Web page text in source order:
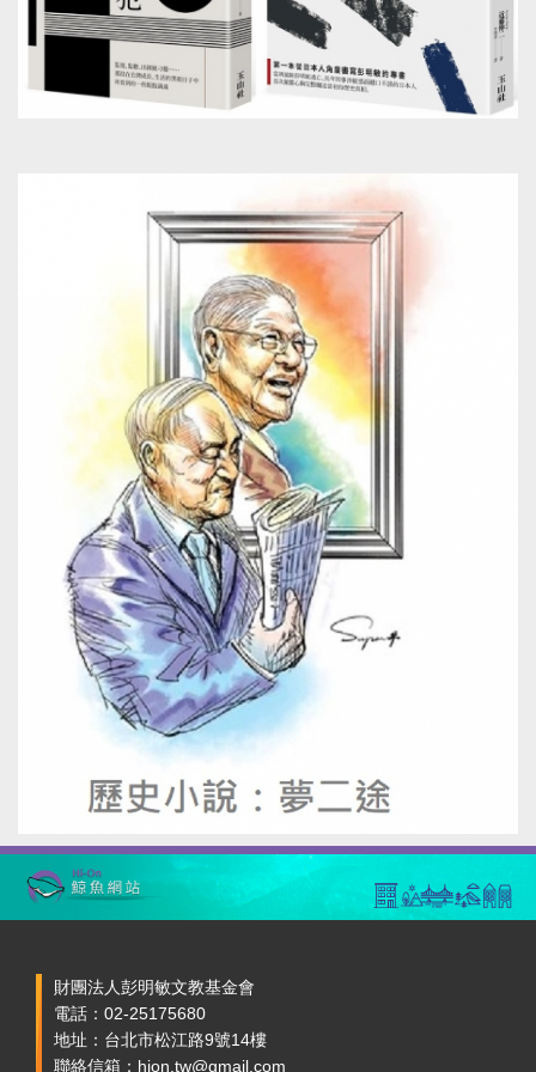
財團法人彭明敏文教基金會
電話：02-25175680
地址：台北市松江路9號14樓
聯絡信箱：hion.tw@gmail.com